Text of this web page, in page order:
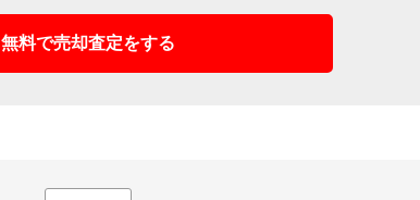
無料で売却査定をする